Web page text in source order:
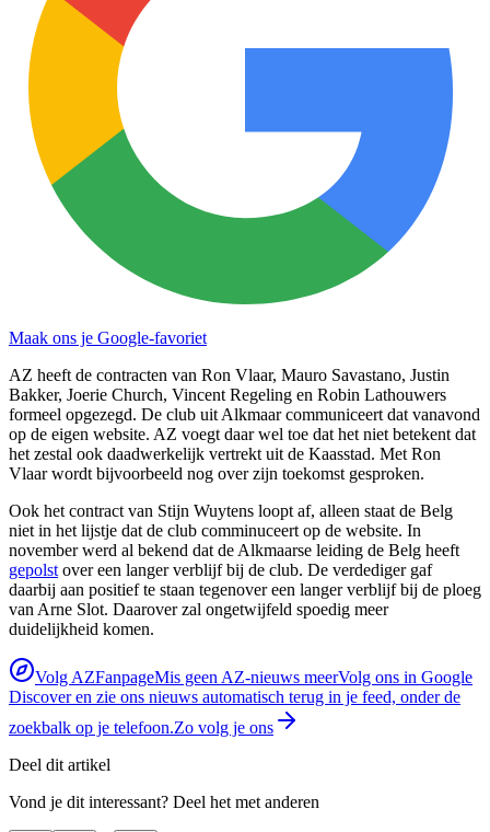
Maak ons je Google-favoriet
AZ heeft de contracten van Ron Vlaar, Mauro Savastano, Justin
Bakker, Joerie Church, Vincent Regeling en Robin Lathouwers
formeel opgezegd. De club uit Alkmaar communiceert dat vanavond
op de eigen website. AZ voegt daar wel toe dat het niet betekent dat
het zestal ook daadwerkelijk vertrekt uit de Kaasstad. Met Ron
Vlaar wordt bijvoorbeeld nog over zijn toekomst gesproken.
Ook het contract van Stijn Wuytens loopt af, alleen staat de Belg
niet in het lijstje dat de club comminuceert op de website. In
november werd al bekend dat de Alkmaarse leiding de Belg heeft
gepolst over een langer verblijf bij de club. De verdediger gaf
daarbij aan positief te staan tegenover een langer verblijf bij de ploeg
van Arne Slot. Daarover zal ongetwijfeld spoedig meer
duidelijkheid komen.
Volg AZFanpageMis geen AZ-nieuws meerVolg ons in Google
Discover en zie ons nieuws automatisch terug in je feed, onder de
zoekbalk op je telefoon.Zo volg je ons
Deel dit artikel
Vond je dit interessant? Deel het met anderen